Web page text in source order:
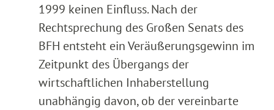
1999 keinen Einfluss. Nach der
Rechtsprechung des Großen Senats des
BFH entsteht ein Veräußerungsgewinn im
Zeitpunkt des Übergangs der
wirtschaftlichen Inhaberstellung
unabhängig davon, ob der vereinbarte